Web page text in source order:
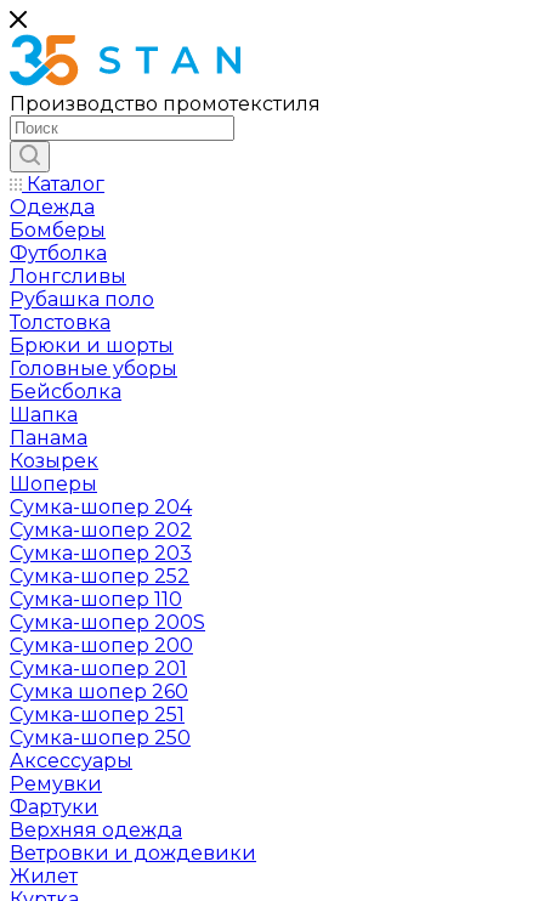
Производство промотекстиля
Каталог
Одежда
Бомберы
Футболка
Лонгсливы
Рубашка поло
Толстовка
Брюки и шорты
Головные уборы
Бейсболка
Шапка
Панама
Козырек
Шоперы
Сумка-шопер 204
Сумка-шопер 202
Сумка-шопер 203
Сумка-шопер 252
Сумка-шопер 110
Сумка-шопер 200S
Сумка-шопер 200
Сумка-шопер 201
Сумка шопер 260
Сумка-шопер 251
Сумка-шопер 250
Аксессуары
Ремувки
Фартуки
Верхняя одежда
Ветровки и дождевики
Жилет